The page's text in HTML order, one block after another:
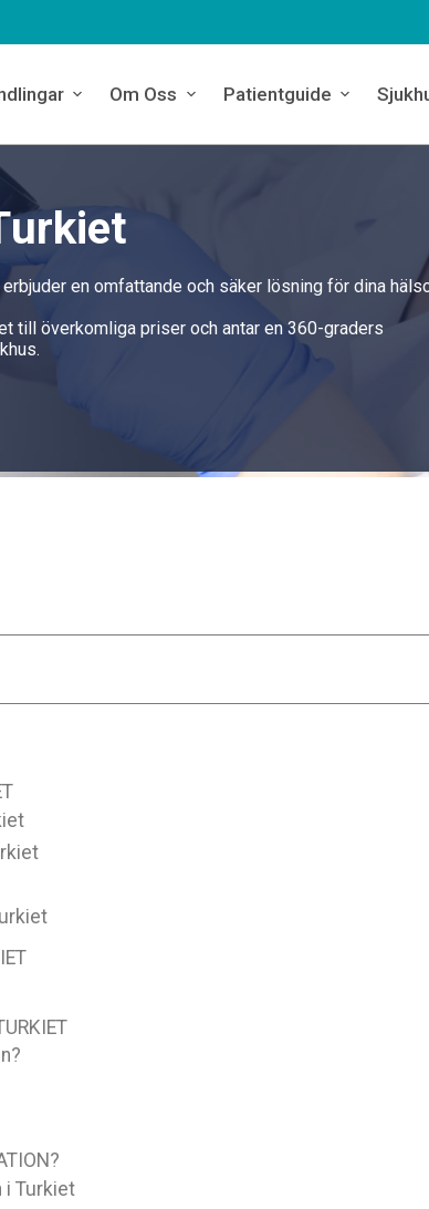
Om Oss Patientguide
en omfattande och säker lösning för dina
till överkomliga priser och antar en 360-graders
i Turkiet